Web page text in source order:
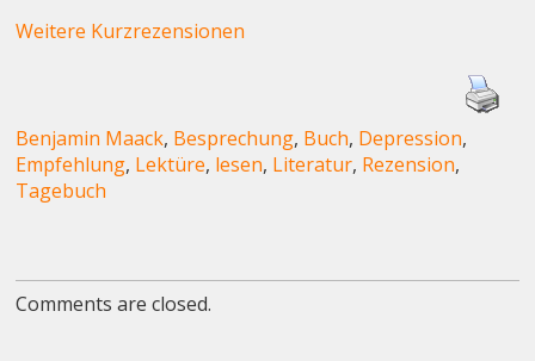
Weitere Kurzrezensionen
Benjamin Maack, Besprechung, Buch, Depression,
Empfehlung, Lektüre, lesen, Literatur, Rezension,
Tagebuch
Comments are closed.